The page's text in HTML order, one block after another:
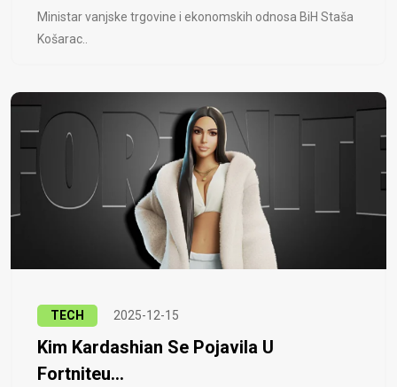
Ministar vanjske trgovine i ekonomskih odnosa BiH Staša
Košarac..
TECH 2025-12-15
Kim Kardashian Se Pojavila U
Fortniteu...